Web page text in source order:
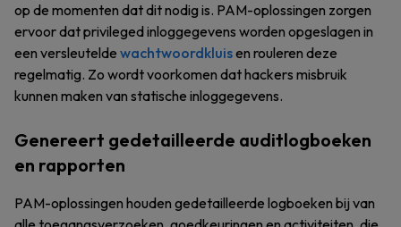
op de momenten dat dit nodig is. PAM-oplossingen zorgen
ervoor dat privileged inloggegevens worden opgeslagen in
een versleutelde wachtwoordkluisen rouleren deze
regelmatig. Zo wordt voorkomen dat hackers misbruik
kunnen maken van statische inloggegevens.
Genereert gedetailleerde auditlogboeken
en rapporten
PAM-oplossingen houden gedetailleerde logboeken bij van